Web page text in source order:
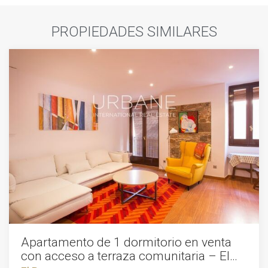
PROPIEDADES SIMILARES
Apartamento de 1 dormitorio en venta
con acceso a terraza comunitaria – El